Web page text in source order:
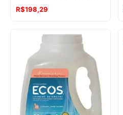
R$198,29